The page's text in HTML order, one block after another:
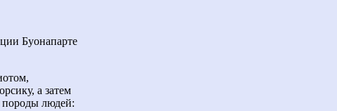
Буонапарте
а затем
породы людей: